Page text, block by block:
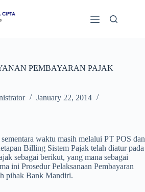
PEMBAYARAN PAJAK
January 22, 2014
waktu masih melalui PT POS dan
Billing Sistem Pajak telah diatur pada
sebagai berikut, yang mana sebagai
ini Prosedur Pelaksanaan Pembayaran
pihak Bank Mandiri.